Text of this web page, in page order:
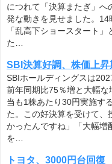
につれて「決算またぎ」へ
発な動きを見せました。14
「乱高下ショースタート
た…
SBI決算好調、株価上昇
SBIホールディングスは
前年同期比75％増と大幅
当も1株あたり30円実施す
た。この好決算を受けて、
かったんですね」「大幅増
を…
トヨタ、3000円台回復